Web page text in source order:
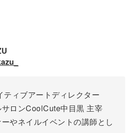
ティブアートディレクター
ロンCoolCute中目黒 主宰
やネイルイベントの講師とし